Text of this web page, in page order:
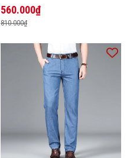
560.000₫
810.000₫